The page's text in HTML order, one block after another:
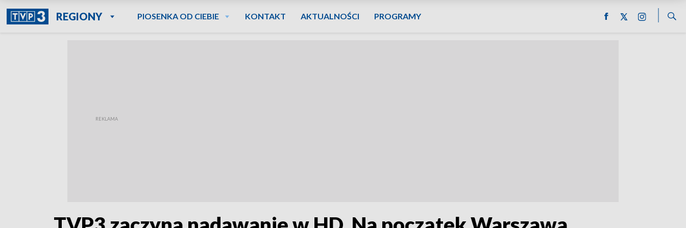
REGIONY PIOSENKA OD CIEBIE KONTAKT AKTUALNOŚCI PROGRAMY